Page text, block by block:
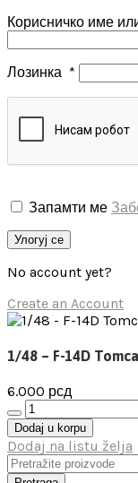
Корисничко име
Лозинка *
Запамти ме
Улогуј се
No account yet?
Create an Account
1/48 – F-14D
6.000 рсд
1/48
-
F-
14D
Tomcat
Dodaj u korpu
Dodaj na listu želja